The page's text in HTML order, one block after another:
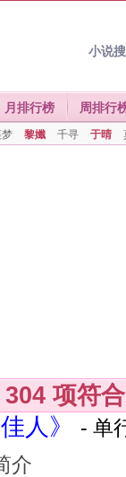
小说
月排行榜 周排行
黎孅 千寻 于晴
304 项符
人》
- 单
介